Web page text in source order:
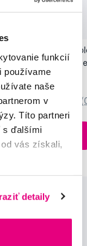
funkcií
používame
naše
v
Títo partneri
s ďalšími
vás získali,
detaily
Pop Instant Teeth
pre okamžitý bieliaci
10,90 €
Do košíku